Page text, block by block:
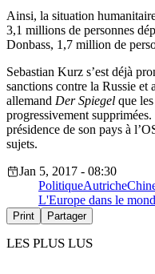
Ainsi, la situation
3,1 millions de personnes
Donbass, 1,7 million de
Sebastian Kurz s’est déjà
sanctions contre la Russie et
allemand Der Spiegel que
progressivement
présidence de son pays à
sujets.
Jan 5, 2017 - 08:30
PolitiqueAutriche
L'Europe dans le
Print Partager
LES PLUS LUS